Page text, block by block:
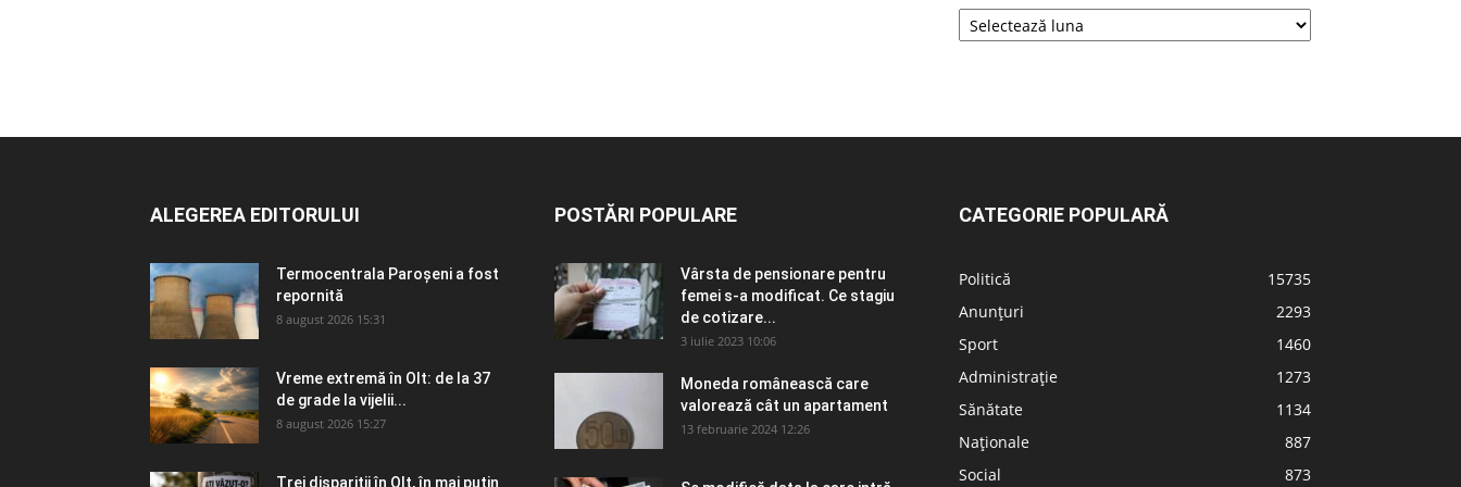
ALEGEREA EDITORULUI
Termocentrala Paroșeni a fost
repornită
8 august 2026 15:31
Vreme extremă în Olt: de la 37
de grade la vijelii...
8 august 2026 15:27
Trei dispariții în Olt, în mai puțin
POSTĂRI POPULARE
Vârsta de pensionare pentru
femei s-a modificat. Ce stagiu
de cotizare...
3 iulie 2023 10:06
Moneda românească care
valorează cât un apartament
13 februarie 2024 12:26
CATEGORIE POPULARĂ
Politică
15735
Anunțuri
2293
Sport
1460
Administrație
1273
Sănătate
1134
Naționale
887
Social
873